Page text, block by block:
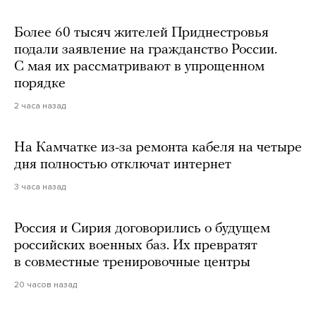
Более 60 тысяч жителей Приднестровья
подали заявление на гражданство России.
С мая их рассматривают в упрощенном
порядке
2 часа назад
На Камчатке из-за ремонта кабеля на четыре
дня полностью отключат интернет
3 часа назад
Россия и Сирия договорились о будущем
российских военных баз. Их превратят
в совместные тренировочные центры
20 часов назад